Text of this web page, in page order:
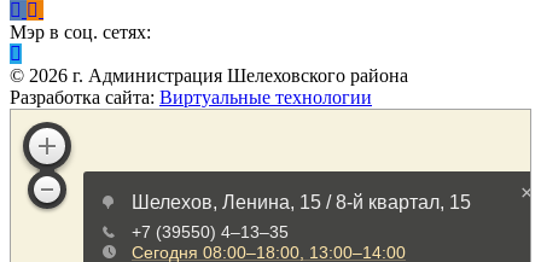
Мэр в соц. сетях:
© 2026 г. Администрация Шелеховского района
Разработка сайта: Виртуальные технологии